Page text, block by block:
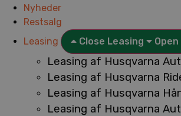
Nyheder
Restsalg
Leasing
Close Leasing
Leasing af Husqvarna
Leasing af Husqvarna
Leasing af Husqvarna
Leasing af Husqvarna